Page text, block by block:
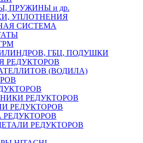
ПРУЖИНЫ и др.
УПЛОТНЕНИЯ
СИСТЕМА
ГБЦ, ПОДУШКИ
РЕДУКТОРОВ
(ВОДИЛА)
РЕДУКТОРОВ
РЕДУКТОРОВ
РЕДУКТОРОВ
РЕДУКТОРОВ